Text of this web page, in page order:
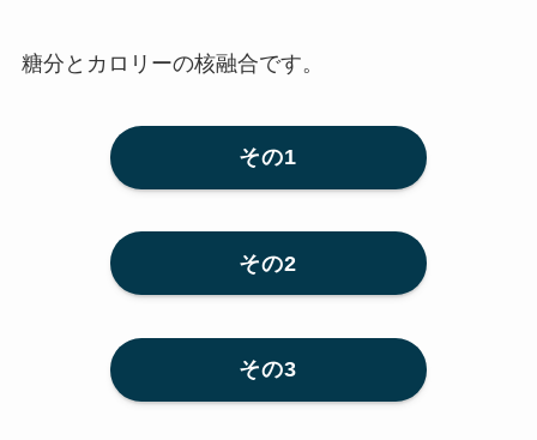
糖分とカロリーの核融合です。
その1
その2
その3